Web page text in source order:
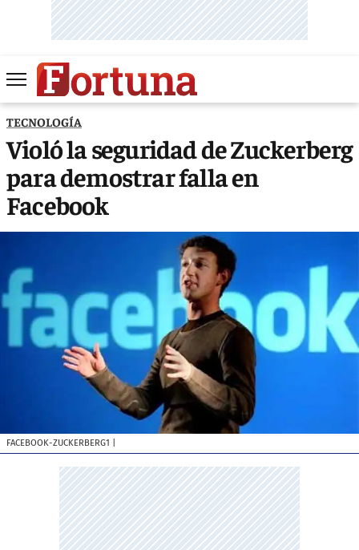
TECNOLOGÍA
Violó la seguridad de Zuckerberg
para demostrar falla en
Facebook
FACEBOOK-ZUCKERBERG1